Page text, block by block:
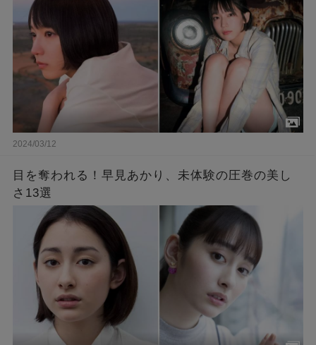
2024/03/12
目を奪われる！早見あかり、未体験の圧巻の美し
さ13選